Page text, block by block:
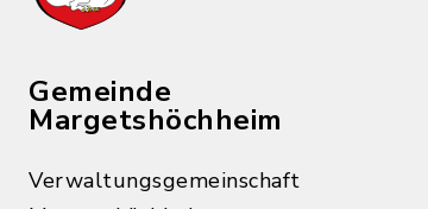
Gemeinde
Margetshöchheim
Verwaltungsgemeinschaft